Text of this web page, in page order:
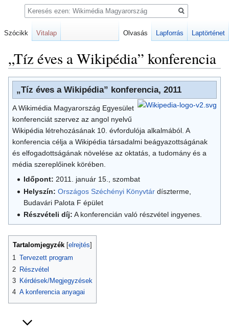
„Tíz éves a Wikipédia” konferencia
Ugrás
navigációhoz
Ugrás
kereséshez
„Tíz éves a Wikipédia” konferencia, 2011
A Wikimédia Magyarország Egyesület
konferenciát szervez az angol nyelvű
Wikipédia létrehozásának 10. évfordulója alkalmából. A
konferencia célja a Wikipédia társadalmi beágyazottságának
és elfogadottságának növelése az oktatás, a tudomány és a
média szereplőinek körében.
Időpont: 2011. január 15., szombat
Helyszín: Országos Széchényi Könyvtár díszterme,
Budavári Palota F épület
Részvételi díj: A konferencián való részvétel ingyenes.
Tartalomjegyzék
1 Tervezett program
2 Részvétel
3 Kérdések/Megjegyzések
4 A konferencia anyagai
Szócikk Vitalap Olvasás Lapforrás Laptörténet
Keresés